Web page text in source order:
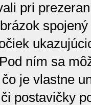
pri
ním sa
je vlastne
postavičky